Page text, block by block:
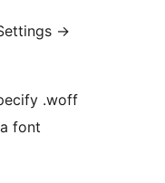
->
.woff
font